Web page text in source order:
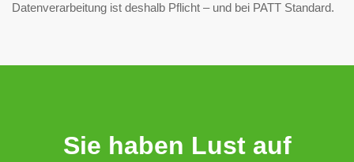
Datenverarbeitung ist deshalb Pflicht – und bei PATT Standard.
Sie haben Lust auf